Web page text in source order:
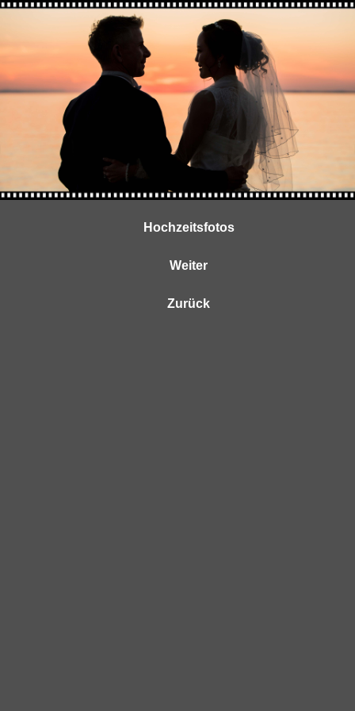
Hochzeitsfotos
Weiter
Zurück